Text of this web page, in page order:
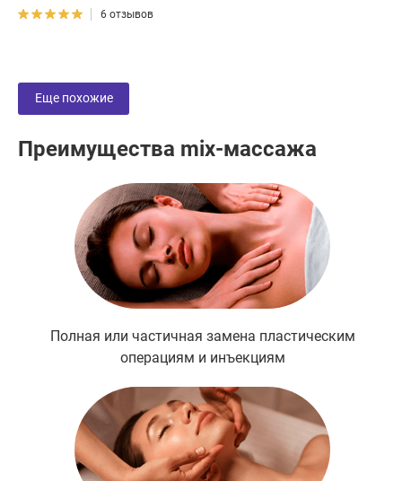
6 отзывов
Еще похожие
Преимущества mix-массажа
Полная или частичная замена пластическим
операциям и инъекциям